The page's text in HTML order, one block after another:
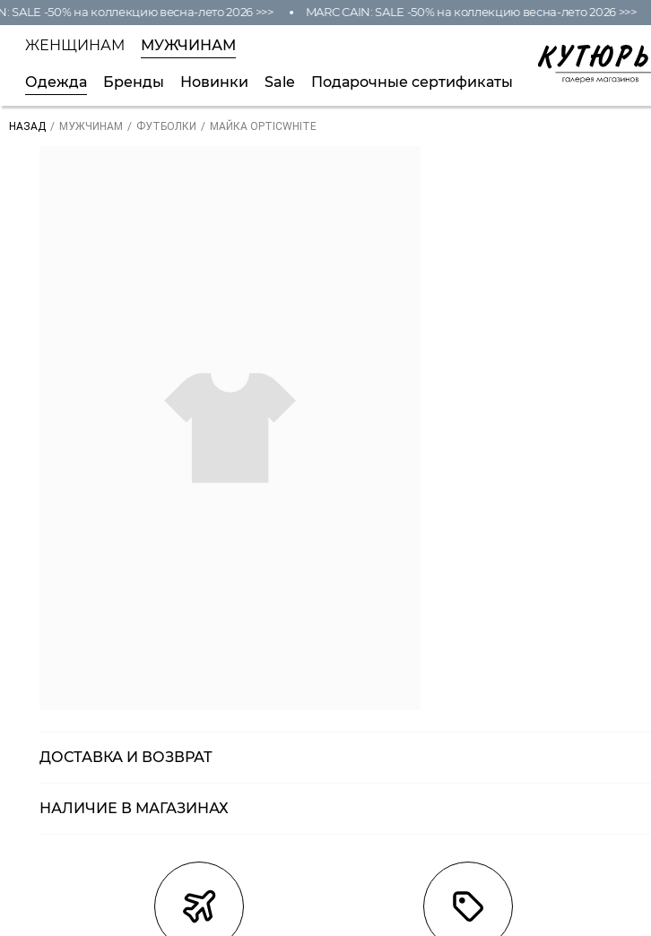
-50% на коллекцию весна-лето 2026 >>> MARC CAIN: SALE -50% на коллекцию весна-лето 2026 >>>
ЖЕНЩИНАМ МУЖЧИНАМ
Одежда Бренды Новинки Sale Подарочные сертификаты
НАЗАД / МУЖЧИНАМ / ФУТБОЛКИ / МАЙКА OPTICWHITE
ДОСТАВКА И ВОЗВРАТ
Курьерская доставка СДЭК
Самовывоз из пункта выдачи СДЭК
Самовывоз из наших магазинов
НАЛИЧИЕ В МАГАЗИНАХ